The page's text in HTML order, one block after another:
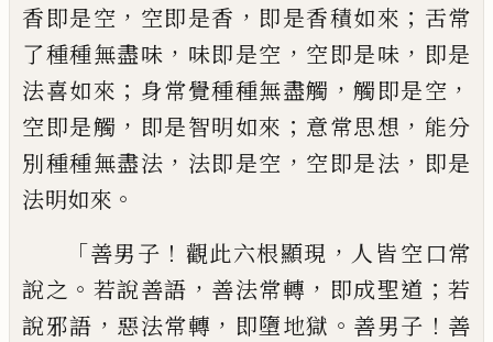
香即是空 ， 空即是香 ， 即是香積如來 ； 舌常
了種種無盡味 ， 味即是空 ， 空即是味 ， 即是
法喜如來 ； 身常覺種種無盡觸 ， 觸即是空 ，
空即是觸 ， 即是智明如來 ； 意常思想 ， 能分
別種種無盡法 ， 法即是空 ， 空即是法 ， 即是
法明如來 。
「善男子 ！ 觀此六根顯現 ， 人皆空口常
說之 。 若說善語 ， 善法常轉 ， 即成聖道 ； 若
說邪語 ， 惡法常轉 ， 即墮地獄 。 善男子 ！ 善